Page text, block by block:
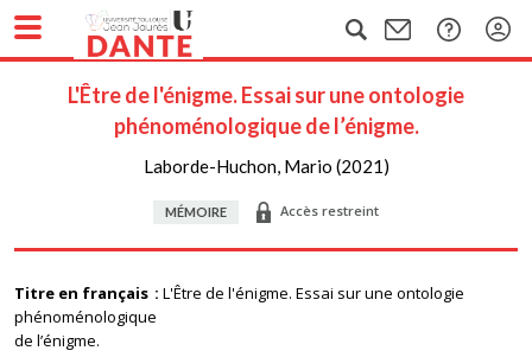
L'Être de l'énigme. Essai sur une ontologie
phénoménologique de l’énigme.
Laborde-Huchon, Mario (2021)
MÉMOIRE Accès restreint
Titre en français
L'Être de l'énigme. Essai sur une ontologie
phénoménologique
de l’énigme.